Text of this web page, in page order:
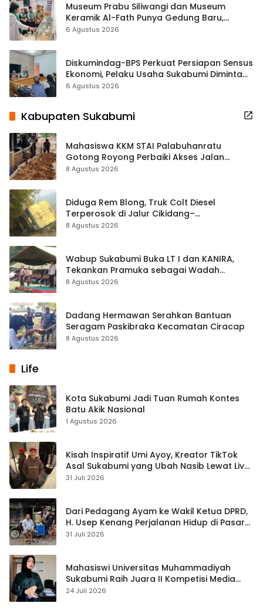
Museum Prabu Siliwangi dan Museum
Keramik Al-Fath Punya Gedung Baru,
Hampir 500 Koleksi Dipisahkan
6 Agustus 2026
Diskumindag-BPS Perkuat Persiapan Sensus
Ekonomi, Pelaku Usaha Sukabumi Diminta
Terbuka Beri Data
6 Agustus 2026
Kabupaten Sukabumi
Mahasiswa KKM STAI Palabuhanratu
Gotong Royong Perbaiki Akses Jalan
Majelis Ta’lim di Sagaranten
8 Agustus 2026
Diduga Rem Blong, Truk Colt Diesel
Terperosok di Jalur Cikidang–
Palabuhanratu
8 Agustus 2026
Wabup Sukabumi Buka LT I dan KANIRA,
Tekankan Pramuka sebagai Wadah
Pembentukan Karakter
8 Agustus 2026
Dadang Hermawan Serahkan Bantuan
Seragam Paskibraka Kecamatan Ciracap
8 Agustus 2026
Life
Kota Sukabumi Jadi Tuan Rumah Kontes
Batu Akik Nasional
1 Agustus 2026
Kisah Inspiratif Umi Ayoy, Kreator TikTok
Asal Sukabumi yang Ubah Nasib Lewat Live
Streaming
31 Juli 2026
Dari Pedagang Ayam ke Wakil Ketua DPRD,
H. Usep Kenang Perjalanan Hidup di Pasar
Cisaat
31 Juli 2026
Mahasiswi Universitas Muhammadiyah
Sukabumi Raih Juara II Kompetisi Media
Pembelajaran Digital Tingkat Internasional
24 Juli 2026